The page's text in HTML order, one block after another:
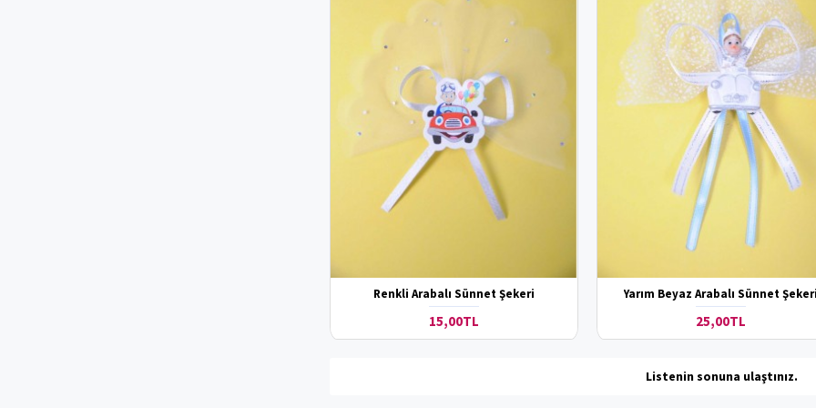
Renkli Arabalı Sünnet Şekeri
15,00TL
Yarım Beyaz Arabalı Sünnet
25,00TL
Listenin sonuna ulaştınız.